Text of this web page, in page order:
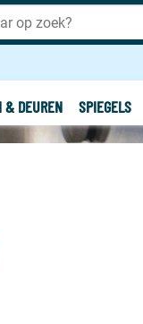
& DEUREN SPIEGELS